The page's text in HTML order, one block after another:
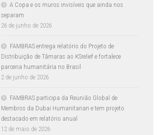
A Copa e os muros invisíveis que ainda nos
separam
26 de junho de 2026
FAMBRAS entrega relatório do Projeto de
Distribuição de Tâmaras ao KSrelief e fortalece
parceria humanitária no Brasil
2 de junho de 2026
FAMBRAS participa da Reunião Global de
Membros da Dubai Humanitarian e tem projeto
destacado em relatório anual
12 de maio de 2026